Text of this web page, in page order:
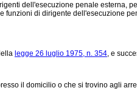
dell'esecuzione penale esterna,
funzioni di dirigente dell'esecuzione
legge 26 luglio 1975, n. 354, e
il domicilio o che si trovino agli